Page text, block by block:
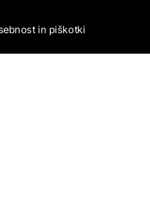
in piškotki